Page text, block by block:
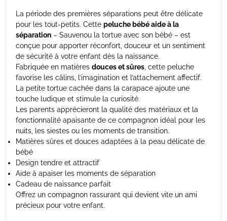
La période des premières séparations peut être délicate
pour les tout-petits. Cette peluche bébé aide à la
séparation – Sauvenou la tortue avec son bébé – est
conçue pour apporter réconfort, douceur et un sentiment
de sécurité à votre enfant dès la naissance.
Fabriquée en matières douces et sûres, cette peluche
favorise les câlins, l’imagination et l’attachement affectif.
La petite tortue cachée dans la carapace ajoute une
touche ludique et stimule la curiosité.
Les parents apprécieront la qualité des matériaux et la
fonctionnalité apaisante de ce compagnon idéal pour les
nuits, les siestes ou les moments de transition.
Matières sûres et douces adaptées à la peau délicate de
bébé
Design tendre et attractif
Aide à apaiser les moments de séparation
Cadeau de naissance parfait
Offrez un compagnon rassurant qui devient vite un ami
précieux pour votre enfant.